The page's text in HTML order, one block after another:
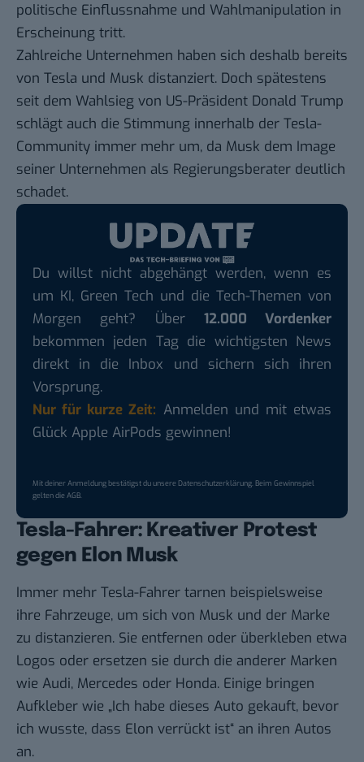
politische Einflussnahme und Wahlmanipulation in
Erscheinung tritt.
Zahlreiche Unternehmen haben sich deshalb bereits
von Tesla und Musk distanziert. Doch spätestens
seit dem Wahlsieg von US-Präsident Donald Trump
schlägt auch die Stimmung innerhalb der Tesla-
Community immer mehr um, da Musk dem Image
seiner Unternehmen als Regierungsberater deutlich
schadet.
Du willst nicht abgehängt werden, wenn es
um KI, Green Tech und die Tech-Themen von
Morgen geht? Über 12.000 Vordenker
bekommen jeden Tag die wichtigsten News
direkt in die Inbox und sichern sich ihren
Vorsprung.
Nur für kurze Zeit: Anmelden und mit etwas
Glück Apple AirPods gewinnen!
Mit deiner Anmeldung bestätigst du unsereDatenschutzerklärung. Beim Gewinnspiel
gelten dieAGB.
Tesla-Fahrer: Kreativer Protest
gegen Elon Musk
Immer mehr Tesla-Fahrer tarnen beispielsweise
ihre Fahrzeuge, um sich von Musk und der Marke
zu distanzieren. Sie entfernen oder überkleben etwa
Logos oder ersetzen sie durch die anderer Marken
wie Audi, Mercedes oder Honda. Einige bringen
Aufkleber wie „Ich habe dieses Auto gekauft, bevor
ich wusste, dass Elon verrückt ist“ an ihren Autos
an.